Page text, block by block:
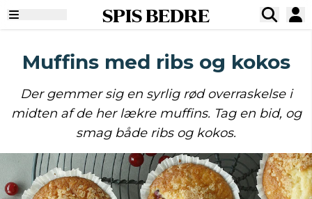
SPIS BEDRE
Muffins med ribs og kokos
Der gemmer sig en syrlig rød overraskelse i
midten af de her lækre muffins. Tag en bid, og
smag både ribs og kokos.